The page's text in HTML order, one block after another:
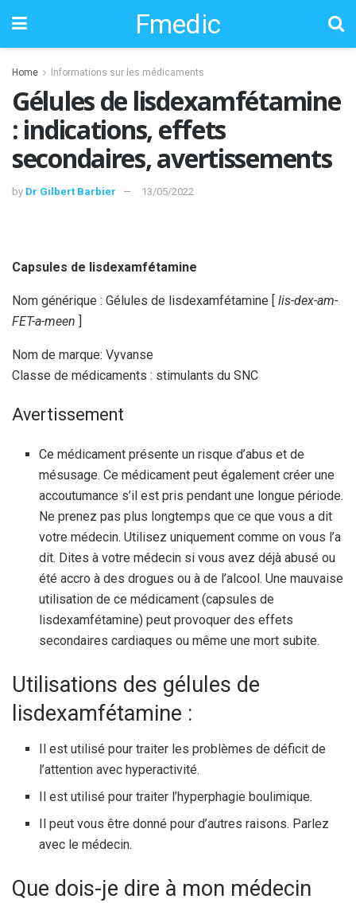
Fmedic
Home Informations sur les médicaments
Gélules de lisdexamfétamine
: indications, effets
secondaires, avertissements
by Dr Gilbert Barbier 13/05/2022
Capsules de lisdexamfétamine
Nom générique : Gélules de lisdexamfétamine [ lis-dex-am-
FET-a-meen ]
Nom de marque: Vyvanse
Classe de médicaments : stimulants du SNC
Avertissement
Ce médicament présente un risque d’abus et de
mésusage. Ce médicament peut également créer une
accoutumance s’il est pris pendant une longue période.
Ne prenez pas plus longtemps que ce que vous a dit
votre médecin. Utilisez uniquement comme on vous l’a
dit. Dites à votre médecin si vous avez déjà abusé ou
été accro à des drogues ou à de l’alcool. Une mauvaise
utilisation de ce médicament (capsules de
lisdexamfétamine) peut provoquer des effets
secondaires cardiaques ou même une mort subite.
Utilisations des gélules de
lisdexamfétamine :
Il est utilisé pour traiter les problèmes de déficit de
l’attention avec hyperactivité.
Il est utilisé pour traiter l’hyperphagie boulimique.
Il peut vous être donné pour d’autres raisons. Parlez
avec le médecin.
Que dois-je dire à mon médecin